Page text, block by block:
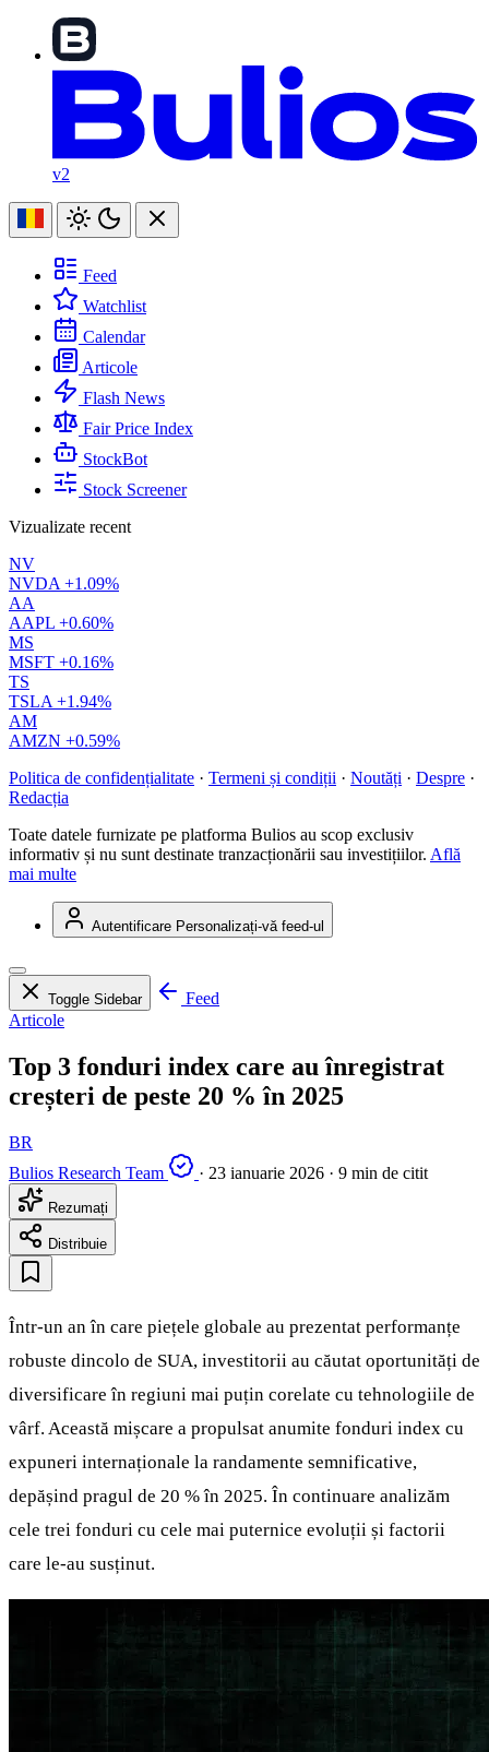
v2
Feed
Watchlist
Calendar
Articole
Flash News
Fair Price Index
StockBot
Stock Screener
Vizualizate recent
NV
NVDA +1.09%
AA
AAPL +0.60%
MS
MSFT +0.16%
TS
TSLA +1.94%
AM
AMZN +0.59%
Politica de confidențialitate · Termeni și condiții · Noutăți · Despre ·
Redacția
Toate datele furnizate pe platforma Bulios au scop exclusiv
informativ și nu sunt destinate tranzacționării sau investițiilor. Află
mai multe
Autentificare Personalizați-vă feed-ul
Toggle Sidebar
Feed
Articole
Top 3 fonduri index care au înregistrat
creșteri de peste 20 % în 2025
BR
Bulios Research Team
· 23 ianuarie 2026 · 9 min de citit
Rezumați
Distribuie
Într-un an în care piețele globale au prezentat performanțe
robuste dincolo de SUA, investitorii au căutat oportunități de
diversificare în regiuni mai puțin corelate cu tehnologiile de
vârf. Această mișcare a propulsat anumite fonduri index cu
expuneri internaționale la randamente semnificative,
depășind pragul de 20 % în 2025. În continuare analizăm
cele trei fonduri cu cele mai puternice evoluții și factorii
care le-au susținut.